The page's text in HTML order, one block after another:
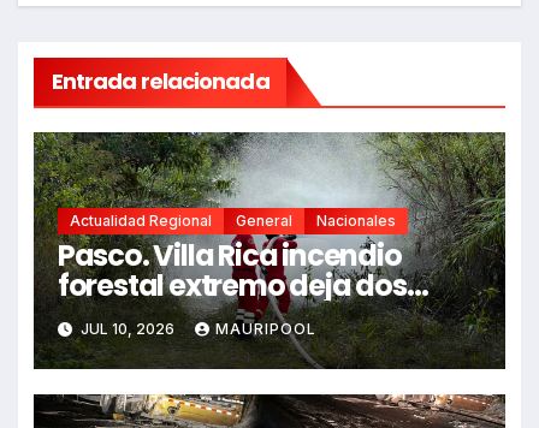
Entrada relacionada
Actualidad Regional General Nacionales
Pasco. Villa Rica incendio
forestal extremo deja dos
fallecidos y heridos
JUL 10, 2026 MAURIPOOL